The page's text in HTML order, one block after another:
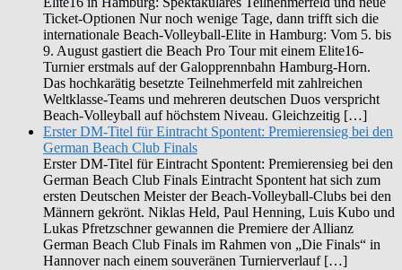
Ticket-Optionen Nur noch wenige Tage, dann trifft sich die
internationale Beach-Volleyball-Elite in Hamburg: Vom 5. bis
9. August gastiert die Beach Pro Tour mit einem Elite16-
Turnier erstmals auf der Galopprennbahn Hamburg-Horn.
Das hochkarätig besetzte Teilnehmerfeld mit zahlreichen
Weltklasse-Teams und mehreren deutschen Duos verspricht
Beach-Volleyball auf höchstem Niveau. Gleichzeitig […]
Erster DM-Titel für Eintracht Spontent: Premierensieg bei den
German Beach Club Finals
Erster DM-Titel für Eintracht Spontent: Premierensieg bei den
German Beach Club Finals Eintracht Spontent hat sich zum
ersten Deutschen Meister der Beach-Volleyball-Clubs bei den
Männern gekrönt. Niklas Held, Paul Henning, Luis Kubo und
Lukas Pfretzschner gewannen die Premiere der Allianz
German Beach Club Finals im Rahmen von „Die Finals“ in
Hannover nach einem souveränen Turnierverlauf […]